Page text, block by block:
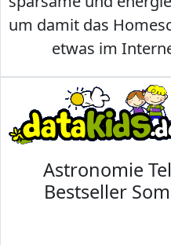
um damit das
etwas im
Astronomie
Bestseller